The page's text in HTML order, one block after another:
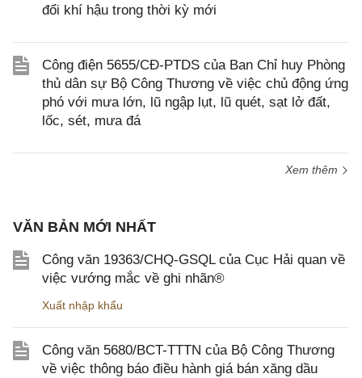
đổi khí hậu trong thời kỳ mới
Công điện 5655/CĐ-PTDS của Ban Chỉ huy Phòng
thủ dân sự Bộ Công Thương về việc chủ động ứng
phó với mưa lớn, lũ ngập lụt, lũ quét, sạt lở đất,
lốc, sét, mưa đá
Xem thêm
VĂN BẢN MỚI NHẤT
Công văn 19363/CHQ-GSQL của Cục Hải quan về
việc vướng mắc về ghi nhãn®
Xuất nhập khẩu
Công văn 5680/BCT-TTTN của Bộ Công Thương
về việc thông báo điều hành giá bán xăng dầu